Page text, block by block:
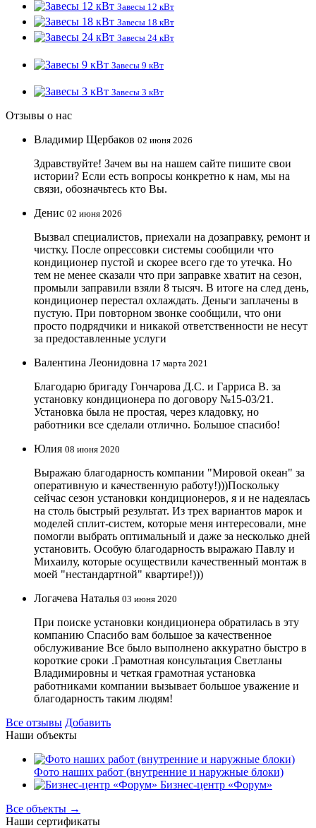
Завесы 12 кВт
Завесы 18 кВт
Завесы 24 кВт
Завесы 9 кВт
Завесы 3 кВт
Отзывы о нас
Владимир Щербаков 02 июня 2026
Здравствуйте! Зачем вы на нашем сайте пишите свои
истории? Если есть вопросы конкретно к нам, мы на
связи, обозначьтесь кто Вы.
Денис 02 июня 2026
Вызвал специалистов, приехали на дозаправку, ремонт и
чистку. После опрессовки системы сообщили что
кондиционер пустой и скорее всего где то утечка. Но
тем не менее сказали что при заправке хватит на сезон,
промыли заправили взяли 8 тысяч. В итоге на след день,
кондиционер перестал охлаждать. Деньги заплачены в
пустую. При повторном звонке сообщили, что они
просто подрядчики и никакой ответственности не несут
за предоставленные услуги
Валентина Леонидовна 17 марта 2021
Благодарю бригаду Гончарова Д.С. и Гарриса В. за
установку кондиционера по договору №15-03/21.
Установка была не простая, через кладовку, но
работники все сделали отлично. Большое спасибо!
Юлия 08 июня 2020
Выражаю благодарность компании "Мировой океан" за
оперативную и качественную работу!)))Поскольку
сейчас сезон установки кондиционеров, я и не надеялась
на столь быстрый результат. Из трех вариантов марок и
моделей сплит-систем, которые меня интересовали, мне
помогли выбрать оптимальный и даже за несколько дней
установить. Особую благодарность выражаю Павлу и
Михаилу, которые осуществили качественный монтаж в
моей "нестандартной" квартире!)))
Логачева Наталья 03 июня 2020
При поиске установки кондиционера обратилась в эту
компанию Спасибо вам большое за качественное
обслуживание Все было выполнено аккуратно быстро в
короткие сроки .Грамотная консультация Светланы
Владимировны и четкая грамотная установка
работниками компании вызывает большое уважение и
благодарность таким людям!
Все отзывы Добавить
Наши объекты
Фото наших работ (внутренние и наружные блоки)
Бизнес-центр «Форум»
Все объекты →
Наши сертификаты